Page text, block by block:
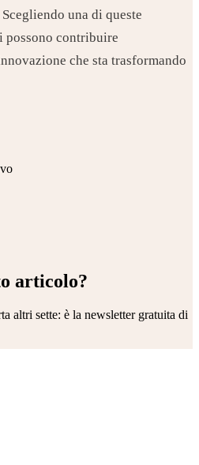
una di queste
contribuire
che sta trasformando
articolo?
altri sette: è la newsletter gratuita di